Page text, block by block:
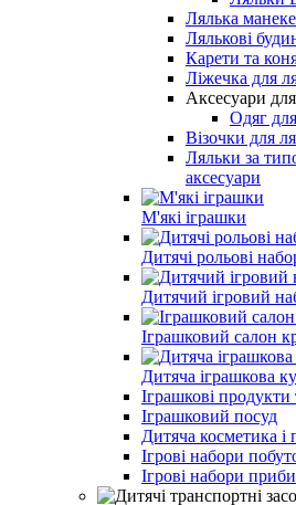
Лялька
Лялькові
Карети та
Ліжечка для
Аксесуари
Одяг
Візочки для
Ляльки за
аксесуари
М'які іграшки
Дитячі рольові
Дитячий ігровий
Іграшковий салон
Дитяча іграшкова
Іграшкові продукти
Іграшковий посуд
Дитяча косметика і
Ігрові набори
Ігрові набори